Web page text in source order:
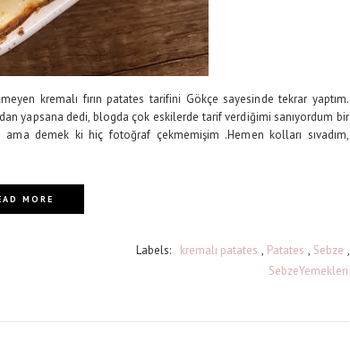
kremalı fırın patates tarifini Gökçe sayesinde tekrar yaptım.
yapsana dedi, blogda çok eskilerde tarif verdiğimi sanıyordum bir
ama demek ki hiç fotoğraf çekmemişim .Hemen kolları sıvadım,
MORE
Labels: kremalı patates , Patates , Sebze ,
SebzeYemekleri